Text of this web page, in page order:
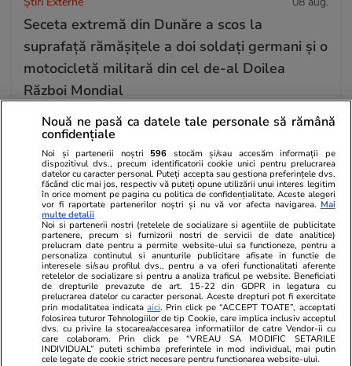
Seceta extremă din Dunăre a scos la
suprafață rămășițele a doi soldați germani și o
motocicletă militară din cel de-al Doilea
Război Mondial
Știri Externe
Spania i-a dat replica Giorgiei Meloni și a
început să controleze pasagerii care vin din
Italia pe aeroporturile din Barcelona și Madrid
Nouă ne pasă ca datele tale personale să rămână
confidențiale
Noi și partenerii noștri 596 stocăm și/sau accesăm informații pe
dispozitivul dvs., precum identificatorii cookie unici pentru prelucrarea
datelor cu caracter personal. Puteți accepta sau gestiona preferințele dvs.
făcând clic mai jos, respectiv vă puteți opune utilizării unui interes legitim
în orice moment pe pagina cu politica de confidențialitate. Aceste alegeri
vor fi raportate partenerilor noștri și nu vă vor afecta navigarea. Mai
multe detalii
Noi si partenerii nostri (retelele de socializare si agentiile de publicitate
partenere, precum si furnizorii nostri de servicii de date analitice)
prelucram date pentru a permite website-ului sa functioneze, pentru a
personaliza continutul si anunturile publicitare afisate in functie de
interesele si/sau profilul dvs., pentru a va oferi functionalitati aferente
retelelor de socializare si pentru a analiza traficul pe website. Beneficiati
de drepturile prevazute de art. 15-22 din GDPR in legatura cu
prelucrarea datelor cu caracter personal. Aceste drepturi pot fi exercitate
prin modalitatea indicataaici. Prin click pe “ACCEPT TOATE”, acceptati
folosirea tuturor Tehnologiilor de tip Cookie, care implica inclusiv acceptul
dvs. cu privire la stocarea/accesarea informatiilor de catre Vendor-ii cu
care colaboram. Prin click pe “VREAU SA MODIFIC SETARILE
INDIVIDUAL” puteti schimba preferintele in mod individual, mai putin
cele legate de cookie strict necesare pentru functionarea website-ului.